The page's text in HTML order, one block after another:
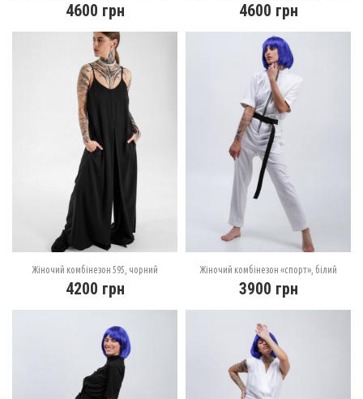
4600 грн 4600 грн
Жіночий комбінезон 595, чорний
4200 грн
Жіночий комбінезон «спорт», білий
3900 грн